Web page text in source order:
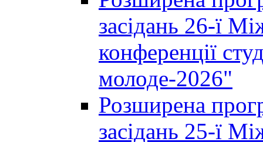
засідань 26-ї
конференції
молоде-2026"
Розширена
засідань 25-ї